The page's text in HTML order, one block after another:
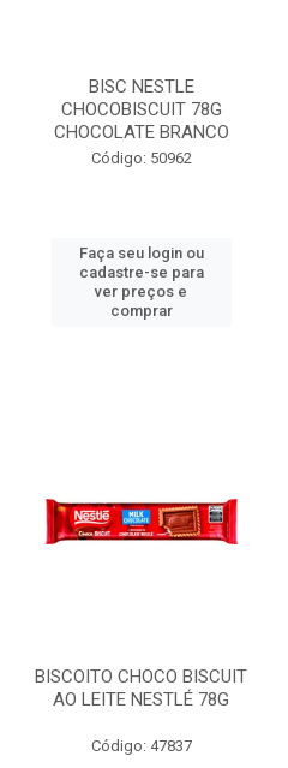
BISC NESTLE
CHOCOBISCUIT 78G
CHOCOLATE BRANCO
Código: 50962
Faça seu login ou
cadastre-se para
ver preços e
comprar
BISCOITO CHOCO BISCUIT
AO LEITE NESTLÉ 78G
Código: 47837